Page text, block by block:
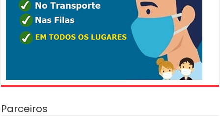
Parceiros